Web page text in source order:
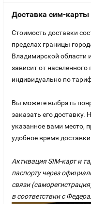
Доставка сим-карты
Стоимость доставки
пределах границы
Владимирской области
зависит от
индивидуально по
Вы можете выбрать
заказать его доставку.
указанное вами место,
удобное время
Активация SIM-карт и
паспорту через
связи
в соответствии с